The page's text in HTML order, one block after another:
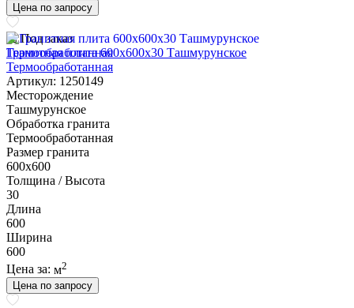
Цена по запросу
Под заказ
Гранитная плита 600х600x30 Ташмурунское
Термообработанная
Артикул: 1250149
Месторождение
Ташмурунское
Обработка гранита
Термообработанная
Размер гранита
600х600
Толщина / Высота
30
Длина
600
Ширина
600
Цена за: м2
Цена по запросу